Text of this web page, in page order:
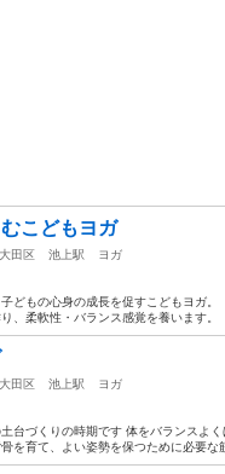
こどもヨガ
大田区 池上駅
ヨガ
どもの心身の成長を促すこどもヨガ
、柔軟性・バランス感覚を養います
大田区 池上駅
ヨガ
台づくりの時期です 体をバランスよ
を育て、よい姿勢を保つために必要な